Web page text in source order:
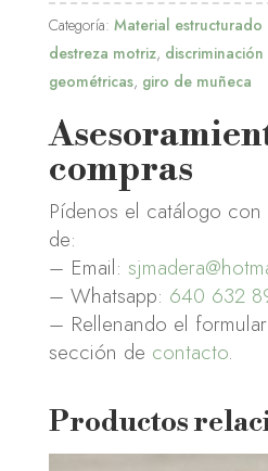
Categoría: Material estructurado
destreza motriz, discriminación
geométricas, giro de muñeca
compras
Pídenos el catálogo con
de:
– Email:
– Whatsapp: 640 632
– Rellenando el
sección de contacto.
Productos